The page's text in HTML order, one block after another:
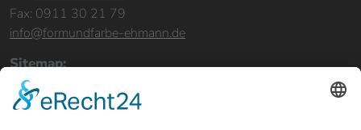
Fax: 0911 30 21 79
info@formundfarbe-ehmann.de
Sitemap:
Home
Leistungen